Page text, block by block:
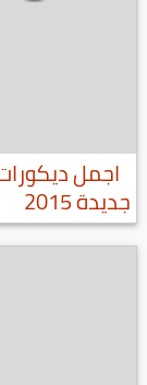
اجمل
جديدة 2015